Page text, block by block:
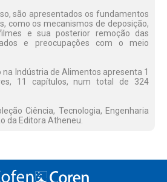
são apresentados os fundamentos
como os mecanismos de deposição,
e sua posterior remoção das
e preocupações com o meio
na Indústria de Alimentos apresenta 1
11 capítulos, num total de 324
Ciência, Tecnologia, Engenharia
da Editora Atheneu.